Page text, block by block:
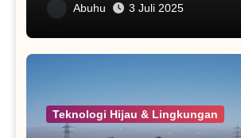
Abuhu 3 Juli 2025
Teknologi Hijau & Lingkungan